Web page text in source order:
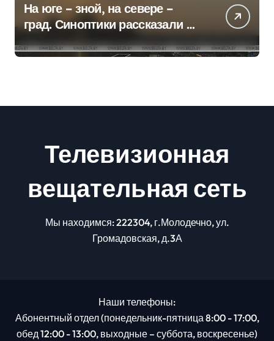
На юге – зной, на севере –
град. Синоптики рассказали о
погоде на сегодня
Телевизионная
вещательная сеть
Мы находимся: 222304, г.Молодечно, ул.
Громадовская, д.3А
Наши телефоны:
Абонентный отдел (понедельник-пятница 8:00 - 17:00,
обед 12:00 - 13:00, выходные – суббота, воскресенье)